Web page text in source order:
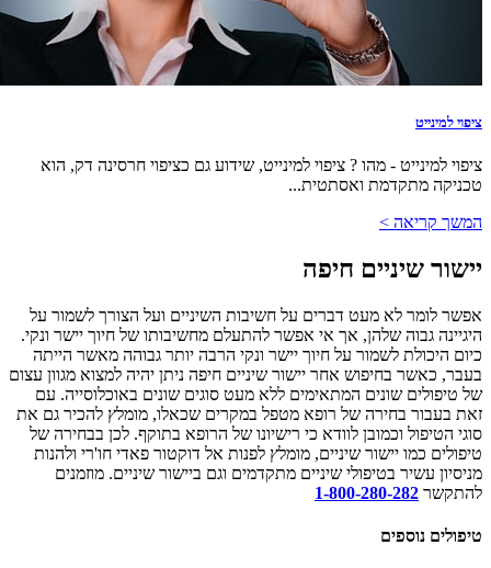
ציפוי למינייט
ציפוי למינייט - מהו ? ציפוי למינייט, שידוע גם כציפוי חרסינה דק, הוא
טכניקה מתקדמת ואסתטית...
המשך קריאה >
יישור שיניים חיפה
אפשר לומר לא מעט דברים על חשיבות השיניים ועל הצורך לשמור על
היגיינה גבוה שלהן, אך אי אפשר להתעלם מחשיבותו של חיוך יישר ונקי.
כיום היכולת לשמור על חיוך יישר ונקי הרבה יותר גבוהה מאשר הייתה
בעבר, כאשר בחיפוש אחר יישור שיניים חיפה ניתן יהיה למצוא מגוון עצום
של טיפולים שונים המתאימים ללא מעט סוגים שונים באוכלוסייה. עם
זאת בעבור בחירה של רופא מטפל במקרים שכאלו, מומלץ להכיר גם את
סוגי הטיפול וכמובן לוודא כי רישיונו של הרופא בתוקף. לכן בבחירה של
טיפולים כמו יישור שיניים, מומלץ לפנות אל דוקטור פאדי חו'רי ולהנות
מניסיון עשיר בטיפולי שיניים מתקדמים וגם ביישור שיניים. מוזמנים
להתקשר 1-800-280-282
טיפולים נוספים